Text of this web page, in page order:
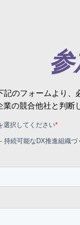
記のフォームより、
の競合他社と判断